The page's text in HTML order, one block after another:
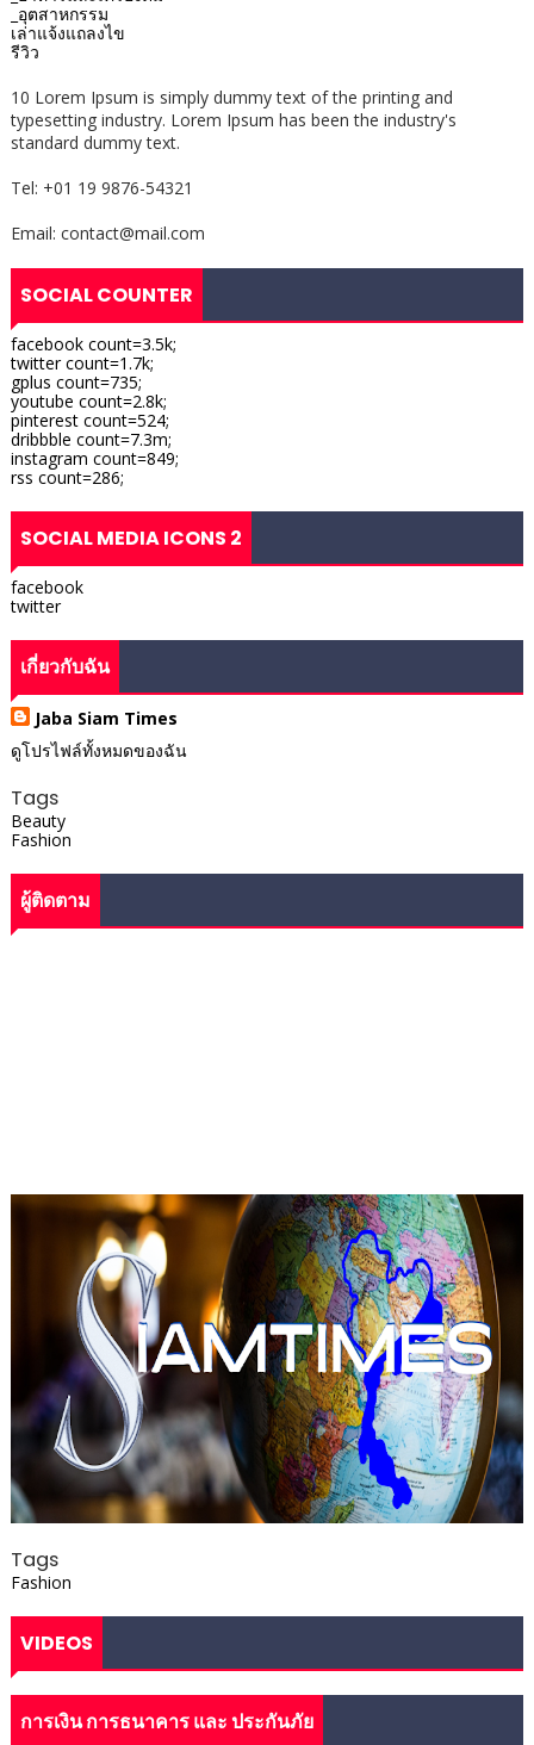
_อุตสาหกรรม
เล่าแจ้งแถลงไข
รีวิว
10 Lorem Ipsum is simply dummy text of the printing and
typesetting industry. Lorem Ipsum has been the industry's
standard dummy text.
Tel: +01 19 9876-54321
Email: contact@mail.com
SOCIAL COUNTER
facebook count=3.5k;
twitter count=1.7k;
gplus count=735;
youtube count=2.8k;
pinterest count=524;
dribbble count=7.3m;
instagram count=849;
rss count=286;
SOCIAL MEDIA ICONS 2
facebook
twitter
เกี่ยวกับฉัน
Jaba Siam Times
ดูโปรไฟล์ทั้งหมดของฉัน
Tags
Beauty
Fashion
ผู้ติดตาม
Tags
Fashion
VIDEOS
การเงิน การธนาคาร และ ประกันภัย